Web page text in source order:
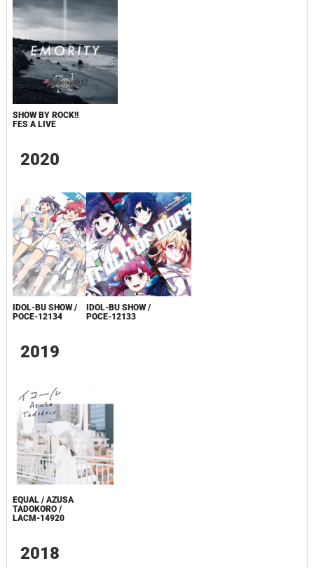
SHOW BY ROCK!!
FES A LIVE
2020
IDOL-BU SHOW /
POCE-12134
IDOL-BU SHOW /
POCE-12133
2019
EQUAL / AZUSA
TADOKORO /
LACM-14920
2018